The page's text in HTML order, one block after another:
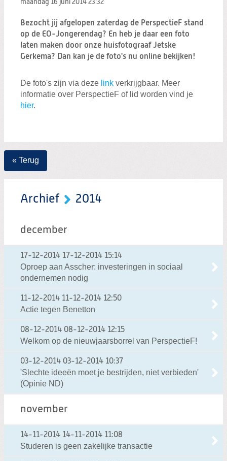
Zoeken:
maandag 16 juni 2014 23:32
Bezocht jij afgelopen zaterdag de PerspectieF stand
op de EO-Jongerendag? En heb je daar een foto
laten maken door onze huisfotograaf Jetske
Gerkema? Dan kan je de foto's nu online bekijken!
De foto's zijn via deze link verkrijgbaar. Meer
informatie over PerspectieF of lid worden vind je
hier.
« Terug
Archief 2014
december
17-12-2014 17-12-2014 15:14
Oproep aan Asscher: investeringen in sociaal
ondernemen nodig
11-12-2014 11-12-2014 12:50
Actie tegen Benetton
08-12-2014 08-12-2014 12:15
Welkom op de nieuwjaarsborrel van PerspectieF!
03-12-2014 03-12-2014 10:37
'Slechte ideeën moet je bestrijden, niet verbieden'
(Opinie ND)
november
14-11-2014 14-11-2014 11:08
Studeren is geen zakelijke transactie